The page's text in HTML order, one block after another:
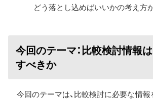
どう落とし込めばいいかの考え方
今回のテーマ：比較検討情報は
すべきか
今回のテーマは、比較検討に必要な情